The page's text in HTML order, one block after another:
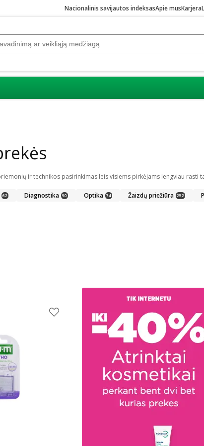
Nacionalinis savijautos indeksasApie musKarjera
62 Diagnostika 90 Optika 74 Žaizdų priežiūra 252